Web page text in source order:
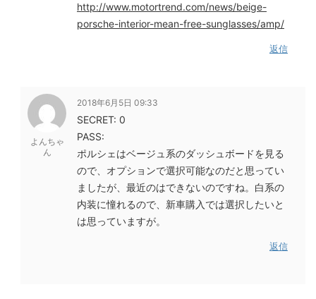
http://www.motortrend.com/news/beige-
porsche-interior-mean-free-sunglasses/amp/
返信
よんちゃ
ん
2018年6月5日 09:33
SECRET: 0
PASS:
ポルシェはベージュ系のダッシュボードを見る
ので、オプションで選択可能なのだと思ってい
ましたが、最近のはできないのですね。白系の
内装に憧れるので、新車購入では選択したいと
は思っていますが。
返信